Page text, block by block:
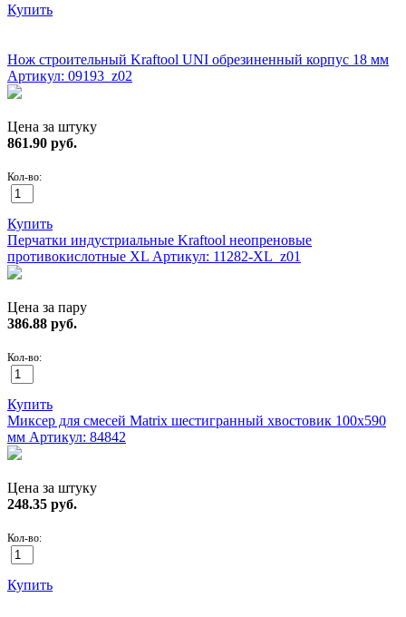
Купить
Нож строительный Kraftool UNI обрезиненный корпус 18 мм
Артикул: 09193_z02
Цена за штуку
861.90 руб.
Кол-во:
Купить
Перчатки индустриальные Kraftool неопреновые
противокислотные XL Артикул: 11282-XL_z01
Цена за пару
386.88 руб.
Кол-во:
Купить
Миксер для смесей Matrix шестигранный хвостовик 100х590
мм Артикул: 84842
Цена за штуку
248.35 руб.
Кол-во:
Купить